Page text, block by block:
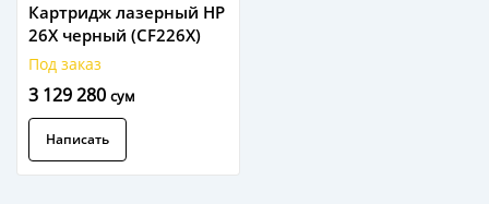
Картридж лазерный HP
26X черный (CF226X)
Под заказ
3 129 280 сум
Написать